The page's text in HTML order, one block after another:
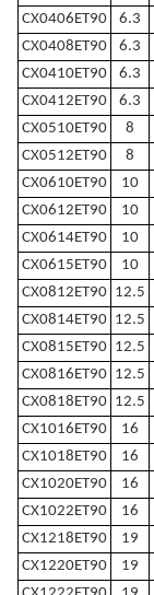
CX0406ET90
6.3
CX0408ET90
6.3
CX0410ET90
6.3
CX0412ET90
6.3
CX0510ET90
8
CX0512ET90
8
CX0610ET90
10
CX0612ET90
10
CX0614ET90
10
CX0615ET90
10
CX0812ET90 12.5
CX0814ET90 12.5
CX0815ET90 12.5
CX0816ET90 12.5
CX0818ET90 12.5
CX1016ET90
16
CX1018ET90
16
CX1020ET90
16
CX1022ET90
16
CX1218ET90
19
CX1220ET90
19